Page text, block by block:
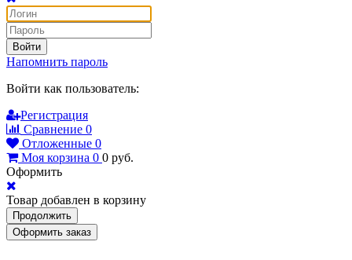
Войти
Напомнить пароль
Войти как пользователь:
Регистрация
Сравнение 0
Отложенные 0
Моя корзина 0 0 руб.
Оформить
Товар добавлен в корзину
Продолжить
Оформить заказ